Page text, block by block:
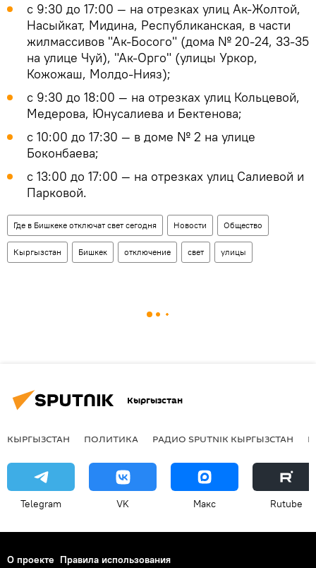
с 9:30 до 17:00 — на отрезках улиц Ак-Жолтой,
Насыйкат, Мидина, Республиканская, в части
жилмассивов "Ак-Босого" (дома № 20-24, 33-35
на улице Чуй), "Ак-Орго" (улицы Уркор,
Кожожаш, Молдо-Нияз);
с 9:30 до 18:00 — на отрезках улиц Кольцевой,
Медерова, Юнусалиева и Бектенова;
с 10:00 до 17:30 — в доме № 2 на улице
Боконбаева;
с 13:00 до 17:00 — на отрезках улиц Салиевой и
Парковой.
Где в Бишкеке отключат свет сегодня Новости Общество
Кыргызстан Бишкек отключение свет улицы
Кыргызстан
КЫРГЫЗСТАН ПОЛИТИКА РАДИО SPUTNIK КЫРГЫЗСТАН
Telegram VK Макс Rutube
О проекте Правила использования